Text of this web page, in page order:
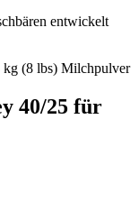
entwickelt
kg (8 lbs) Milchpulver
40/25 für